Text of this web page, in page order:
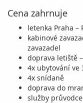
Cena zahrnuje
letenka Praha –
kabinové
zavazadel
doprava letiště
4x ubytování ve
4x snídaně
doprava do
služby